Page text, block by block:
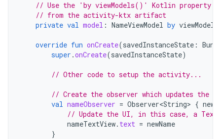
// Use the 'by viewModels()' Kotlin property
// from the activity-ktx artifact
private val model : NameViewModel by viewModels
override fun onCreate(savedInstanceState :
super .onCreate(savedInstanceState)
// Other code to setup the activity...
// Create the observer which updates the
val nameObserver = Observer<String> {
// Update the UI, in this case, a
nameTextView. text = newName
}